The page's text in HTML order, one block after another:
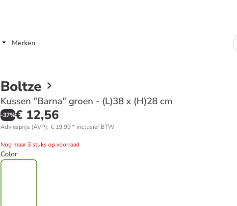
Merken
Boltze
Kussen "Barna" groen - (L)38 x (H)28 cm
-37%€ 12,56
Adviesprijs (AVP): € 19,99* inclusief BTW
Nog maar 3 stuks op voorraad
Color